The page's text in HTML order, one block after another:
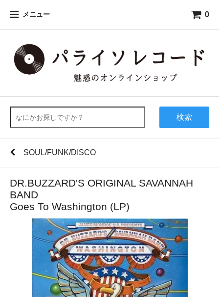
メニュー 0
検索
SOUL/FUNK/DISCO
DR.BUZZARD'S ORIGINAL SAVANNAH
BAND
Goes To Washington (LP)